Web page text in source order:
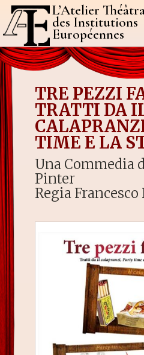
L’Atelier
des Institutions
Européennes
TRE PEZZI
TRATTI DA
TIME E LA
Una Commedia
Pinter
Regia